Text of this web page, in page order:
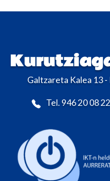
Galtzareta Kalea 13
Tel. 946 20 08